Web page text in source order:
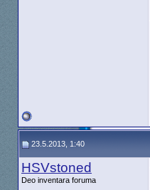
23.5.2013, 1:40
HSVstoned
Deo inventara foruma